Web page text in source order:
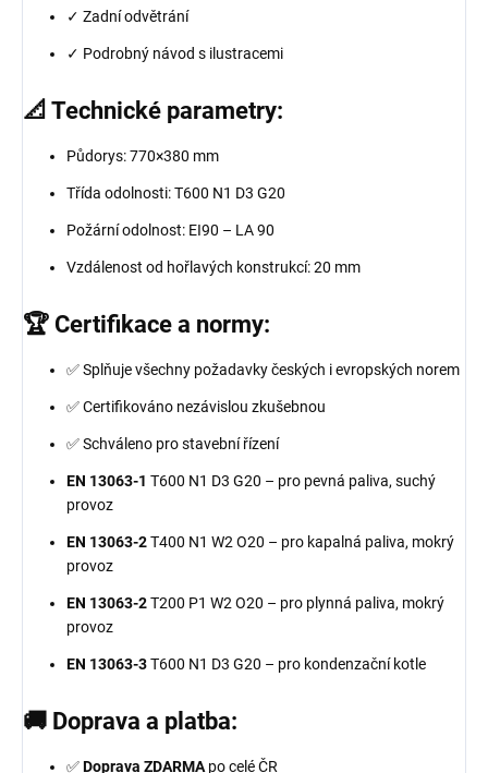
✓ Zadní odvětrání
✓ Podrobný návod s ilustracemi
📐 Technické parametry:
Půdorys: 770×380 mm
Třída odolnosti: T600 N1 D3 G20
Požární odolnost: EI90 – LA 90
Vzdálenost od hořlavých konstrukcí: 20 mm
🏆 Certifikace a normy:
✅ Splňuje všechny požadavky českých i evropských norem
✅ Certifikováno nezávislou zkušebnou
✅ Schváleno pro stavební řízení
EN 13063-1 T600 N1 D3 G20 – pro pevná paliva, suchý
provoz
EN 13063-2T400 N1 W2 O20 – pro kapalná paliva, mokrý
provoz
EN 13063-2T200 P1 W2 O20 – pro plynná paliva, mokrý
provoz
EN 13063-3T600 N1 D3 G20 – pro kondenzační kotle
🚚 Doprava a platba:
✅Doprava ZDARMApo celé ČR